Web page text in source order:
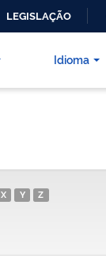
LEGISLAÇÃO
Idioma
X Y Z